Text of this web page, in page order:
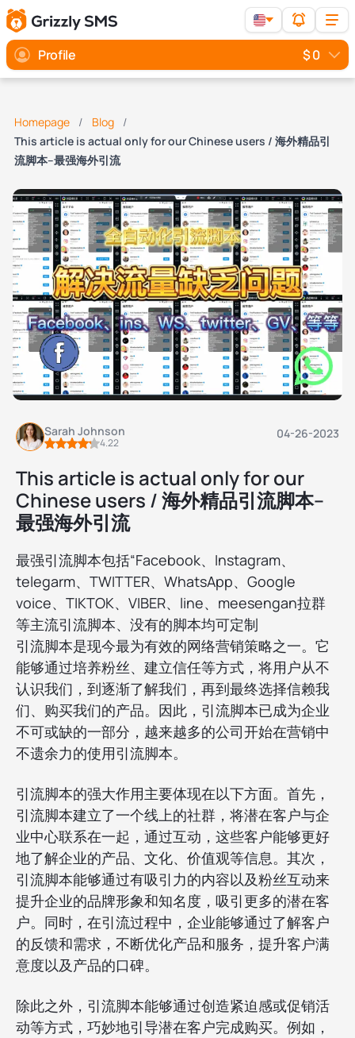
Profile $ 0
Homepage
Blog
This article is actual only for our Chinese users / 海外精品引
流脚本--最强海外引流
Sarah Johnson
4.22
04-26-2023
This article is actual only for our
Chinese users / 海外精品引流脚本--
最强海外引流
最强引流脚本包括“Facebook、Instagram、
telegarm、TWITTER、WhatsApp、Google
voice、TIKTOK、VIBER、line、meesengan拉群
等主流引流脚本、没有的脚本均可定制
引流脚本是现今最为有效的网络营销策略之一。它
能够通过培养粉丝、建立信任等方式，将用户从不
认识我们，到逐渐了解我们，再到最终选择信赖我
们、购买我们的产品。因此，引流脚本已成为企业
不可或缺的一部分，越来越多的公司开始在营销中
不遗余力的使用引流脚本。
引流脚本的强大作用主要体现在以下方面。首先，
引流脚本建立了一个线上的社群，将潜在客户与企
业中心联系在一起，通过互动，这些客户能够更好
地了解企业的产品、文化、价值观等信息。其次，
引流脚本能够通过有吸引力的内容以及粉丝互动来
提升企业的品牌形象和知名度，吸引更多的潜在客
户。同时，在引流过程中，企业能够通过了解客户
的反馈和需求，不断优化产品和服务，提升客户满
意度以及产品的口碑。
除此之外，引流脚本能够通过创造紧迫感或促销活
动等方式，巧妙地引导潜在客户完成购买。例如，